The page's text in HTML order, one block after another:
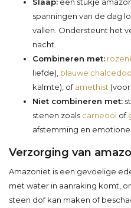
spanningen van de dag
vallen. Ondersteunt het
nacht.
Combineren met:
liefde), blauwe
kalmte), ofamethist
Niet combineren met:
stenen zoals carneool of
afstemming en
Verzorging van
Amazoniet is een gevoelige
met water in aanraking komt,
steen dof kan maken of